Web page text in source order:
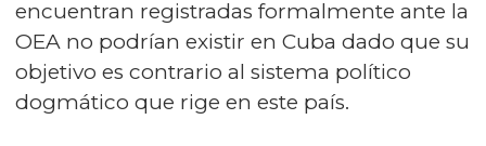
encuentran registradas formalmente ante la
OEA no podrían existir en Cuba dado que su
objetivo es contrario al sistema político
dogmático que rige en este país.